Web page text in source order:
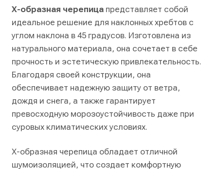
Х-образная черепица представляет собой
идеальное решение для наклонных хребтов с
углом наклона в 45 градусов. Изготовлена из
натурального материала, она сочетает в себе
прочность и эстетическую привлекательность.
Благодаря своей конструкции, она
обеспечивает надежную защиту от ветра,
дождя и снега, а также гарантирует
превосходную морозоустойчивость даже при
суровых климатических условиях.
Х-образная черепица обладает отличной
шумоизоляцией, что создает комфортную